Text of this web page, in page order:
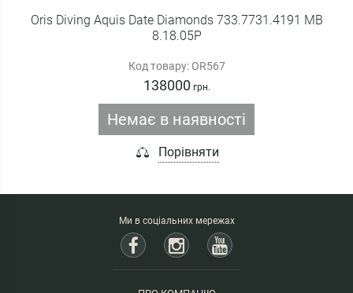
Oris Diving Aquis Date Diamonds 733.7731.4191 MB
8.18.05P
Код товару: OR567
138000 грн.
Немає в наявності
Порівняти
Ми в соціальних мережах